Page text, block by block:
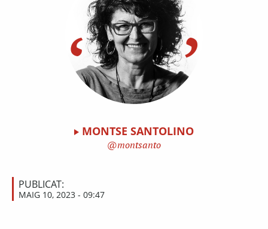
MONTSE SANTOLINO
montsanto
PUBLICAT:
MAIG 10, 2023 - 09:47